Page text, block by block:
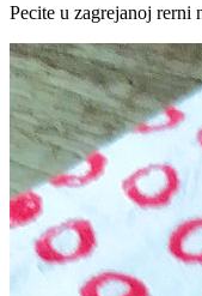
Pecite u zagrejanoj rerni